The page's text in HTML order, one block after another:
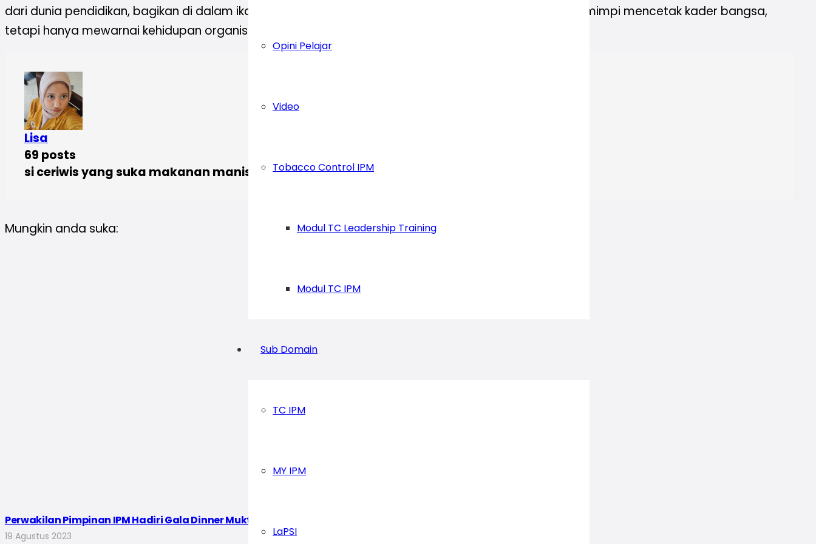
Opini Pelajar
Video
Tobacco Control IPM
Modul TC Leadership Training
Modul TC IPM
Sub Domain
TC IPM
MY IPM
LaPSI
dari dunia pendidikan, bagikan di dalam ikatan. Sayang sekali rasanya, ketika ikatan yang juga punya mimpi mencetak kader bangsa,
tetapi hanya mewarnai kehidupan organisasinya,” pungkas Radhi.
Lisa
69 posts
si ceriwis yang suka makanan manis
Mungkin anda suka:
Perwakilan Pimpinan IPM Hadiri Gala Dinner Muktamar XXIII IPM Bersama Walikota Medan
19 Agustus 2023